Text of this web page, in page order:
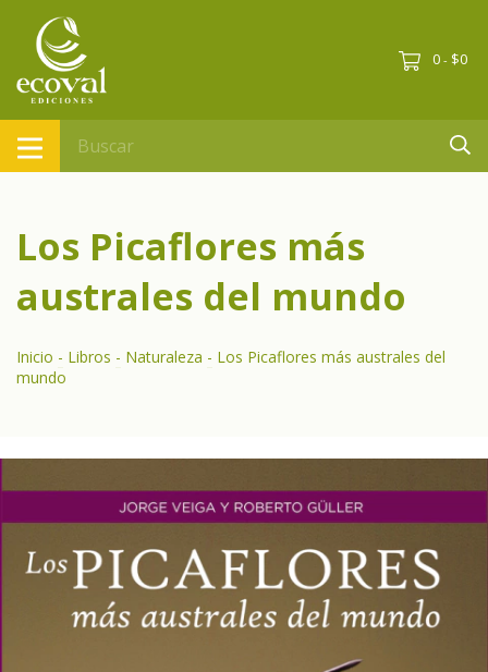
0 - $0
Los Picaflores más
australes del mundo
Inicio - Libros - Naturaleza - Los Picaflores más australes del
mundo